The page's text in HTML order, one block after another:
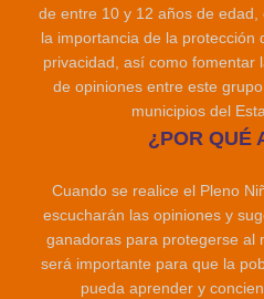
de entre 10 y 12 años de
la importancia de la protección
privacidad, así como fomentar
de opiniones entre este
municipios del
¿POR QUÉ
Cuando se realice el Pleno
escucharán las opiniones y
ganadoras para protegerse al
será importante para que la
pueda aprender y